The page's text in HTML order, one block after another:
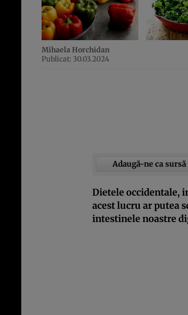
Mihaela Horchidan
Publicat: 30.03.2024
Adaugă-ne ca
Dietele occidentale,
acest lucru ar putea
intestinele noastre